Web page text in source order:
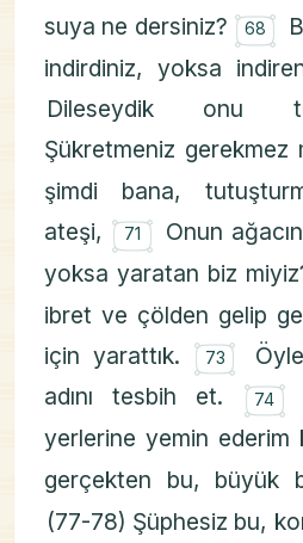
suya ne dersiniz? ۝
68
indirdiniz, yoksa
Dileseydik onu
Şükretmeniz gerekmez
şimdi bana,
ateşi, ۝
71
Onun
yoksa yaratan biz
ibret ve çölden gelip
için yarattık. ۝
73
adını tesbih et. ۝
74
yerlerine yemin ederim
gerçekten bu, büyük
(77-78) Şüphesiz bu,